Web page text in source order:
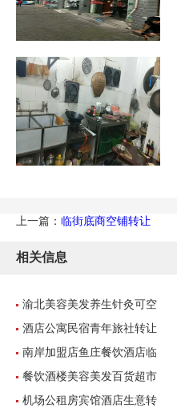
上一篇： 临街底商空铺转让
相关信息
渝北美容美发养生针灸可空
转整转-已转让
酒店公寓民宿青年旅社转让
南岸加盟店鱼庄餐饮酒店临
街底商可外摆转让餐馆超市
餐饮酒楼美容美发百货超市
转让母婴用品游泳店低价转
机场公租房宾馆酒店生意转